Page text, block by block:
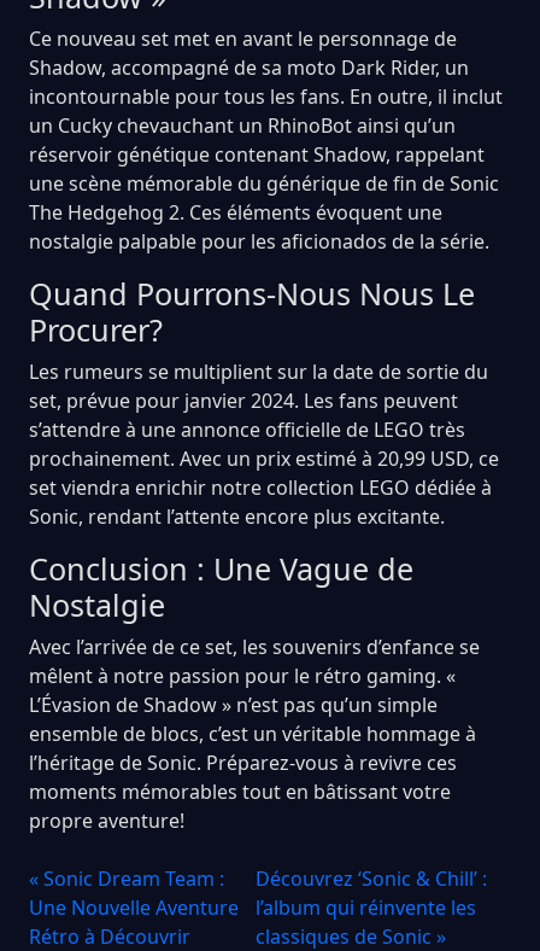
Ce nouveau set met en avant le personnage de
Shadow, accompagné de sa moto Dark Rider, un
incontournable pour tous les fans. En outre, il inclut
un Cucky chevauchant un RhinoBot ainsi qu’un
réservoir génétique contenant Shadow, rappelant
une scène mémorable du générique de fin de Sonic
The Hedgehog 2. Ces éléments évoquent une
nostalgie palpable pour les aficionados de la série.
Quand Pourrons-Nous Nous Le
Procurer?
Les rumeurs se multiplient sur la date de sortie du
set, prévue pour janvier 2024. Les fans peuvent
s’attendre à une annonce officielle de LEGO très
prochainement. Avec un prix estimé à 20,99 USD, ce
set viendra enrichir notre collection LEGO dédiée à
Sonic, rendant l’attente encore plus excitante.
Conclusion : Une Vague de
Nostalgie
Avec l’arrivée de ce set, les souvenirs d’enfance se
mêlent à notre passion pour le rétro gaming. «
L’Évasion de Shadow » n’est pas qu’un simple
ensemble de blocs, c’est un véritable hommage à
l’héritage de Sonic. Préparez-vous à revivre ces
moments mémorables tout en bâtissant votre
propre aventure!
« Sonic Dream Team :
Une Nouvelle Aventure
Rétro à Découvrir
Découvrez ‘Sonic & Chill’ :
l’album qui réinvente les
classiques de Sonic »